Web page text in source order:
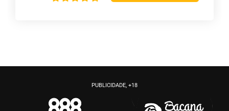
PUBLICIDADE, +18